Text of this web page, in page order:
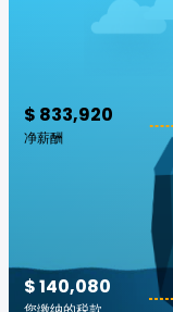
$ 833,920
净薪酬
$ 140,080